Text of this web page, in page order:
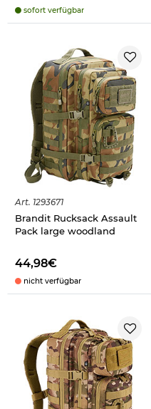
sofort verfügbar
Art. 1293671
Brandit Rucksack Assault
Pack large woodland
44,98€
nicht verfügbar